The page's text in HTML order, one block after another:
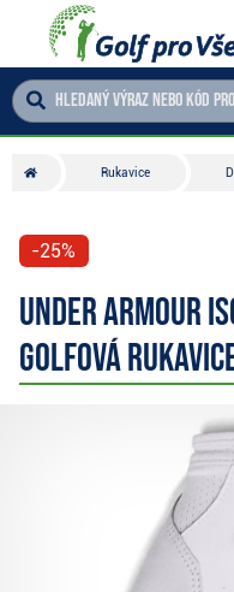
Rukavice
-25%
Under Armour
golfová